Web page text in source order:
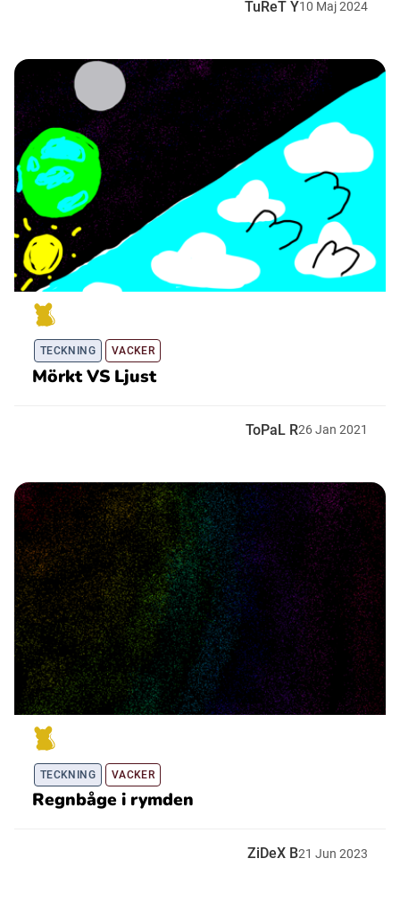
TuReT Y10 Maj2024
TECKNING VACKER
Mörkt VS Ljust
ToPaL R26Jan 2021
TECKNING VACKER
Regnbåge i rymden
ZiDeX B21 Jun 2023